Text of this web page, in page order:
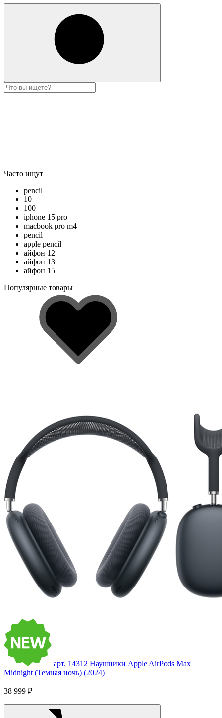
Часто ищут
pencil
10
100
iphone 15 pro
macbook pro m4
pencil
apple pencil
айфон 12
айфон 13
айфон 15
Популярные товары
арт. 14312 Наушники Apple AirPods Max
Midnight (Темная ночь) (2024)
38 999 ₽